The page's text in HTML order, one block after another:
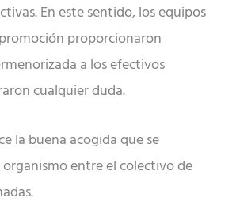
En este sentido, los equipos
proporcionaron
a los efectivos
cualquier duda.
la buena acogida que se
organismo entre el colectivo de